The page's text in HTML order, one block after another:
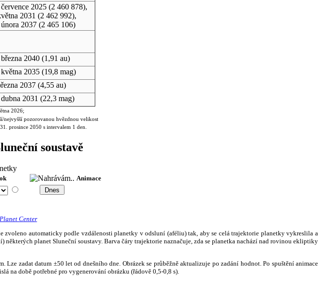
2025(2 460 878),
2031 (2 462 992),
2037(2 465 106)
2040(1,91 au)
2035(19,8 mag)
2037(4,55 au)
2031 (22,3 mag)
2026;
nejvyšší pozorovanou hvězdnou velikost
prosince 2050 s intervalem 1 den.
soustavě
Animace
Center
automaticky podle vzdálenosti planetky v odsluní (aféliu) tak, aby se celá trajektorie planetky vykreslila a
planet Sluneční soustavy. Barva čáry trajektorie naznačuje, zda se planetka nachází nad rovinou ekliptiky
zadat datum ±50 let od dnešního dne. Obrázek se průběžně aktualizuje po zadání hodnot. Po spuštění animace
na době potřebné pro vygenerování obrázku (řádově 0,5-0,8 s).